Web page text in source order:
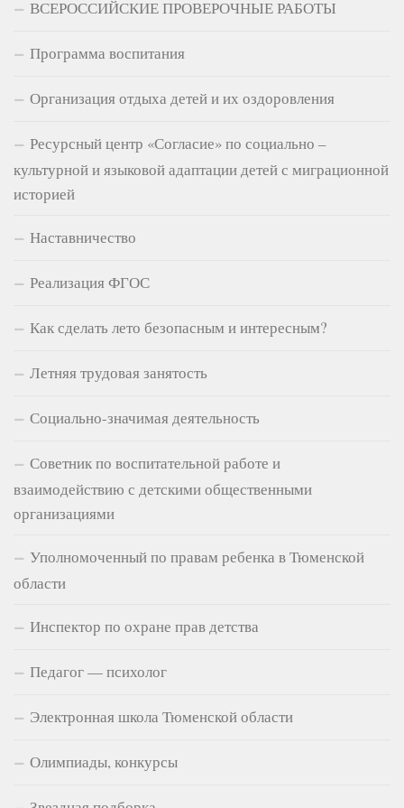
ВСЕРОССИЙСКИЕ ПРОВЕРОЧНЫЕ РАБОТЫ
Программа воспитания
Организация отдыха детей и их оздоровления
Ресурсный центр «Согласие» по социально –
культурной и языковой адаптации детей с миграционной
историей
Наставничество
Реализация ФГОС
Как сделать лето безопасным и интересным?
Летняя трудовая занятость
Социально-значимая деятельность
Советник по воспитательной работе и
взаимодействию с детскими общественными
организациями
Уполномоченный по правам ребенка в Тюменской
области
Инспектор по охране прав детства
Педагог — психолог
Электронная школа Тюменской области
Олимпиады, конкурсы